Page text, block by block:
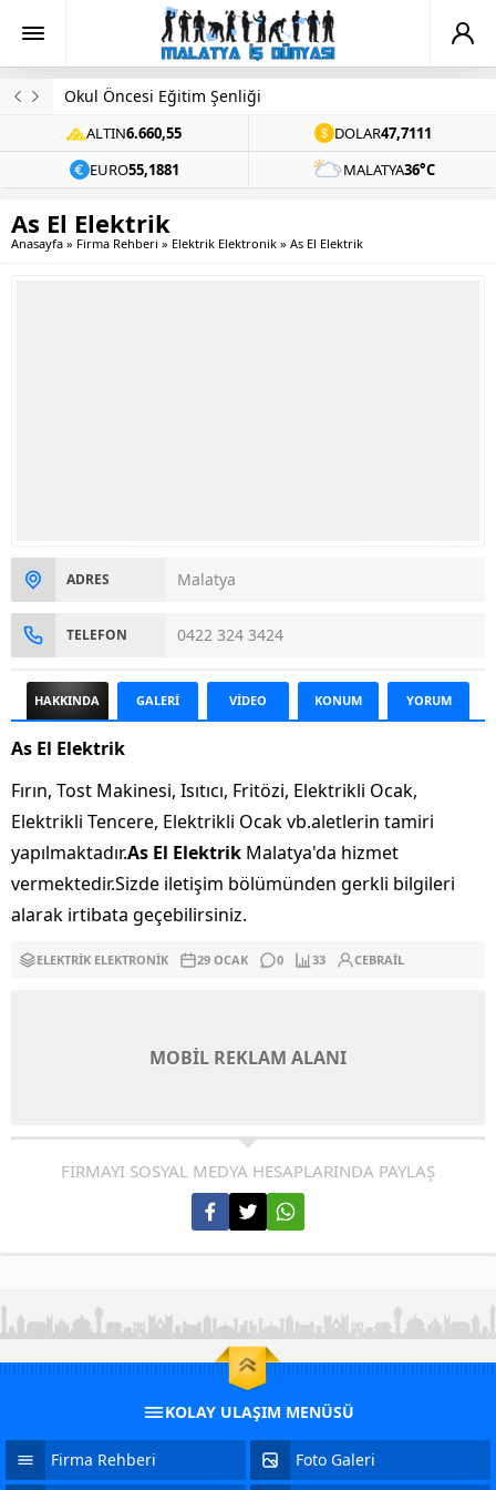
Okul Öncesi Eğitim Şenliği
ALTIN6.660,55 DOLAR47,7111
EURO55,1881 MALATYA36°C
As El Elektrik
Anasayfa » Firma Rehberi » Elektrik Elektronik » As El Elektrik
ADRES Malatya
TELEFON 0422 324 3424
HAKKINDA GALERİ VİDEO KONUM YORUM
As El Elektrik
Fırın, Tost Makinesi, Isıtıcı, Fritözi, Elektrikli Ocak,
Elektrikli Tencere, Elektrikli Ocak vb.aletlerin tamiri
yapılmaktadır.As El Elektrik Malatya'da hizmet
vermektedir.Sizde iletişim bölümünden gerkli bilgileri
alarak irtibata geçebilirsiniz.
ELEKTRIK ELEKTRONIK 29 OCAK 0 33 CEBRAIL
MOBİL REKLAM ALANI
FİRMAYI SOSYAL MEDYA HESAPLARINDA PAYLAŞ
KOLAY ULAŞIM MENÜSÜ
Firma Rehberi Foto Galeri